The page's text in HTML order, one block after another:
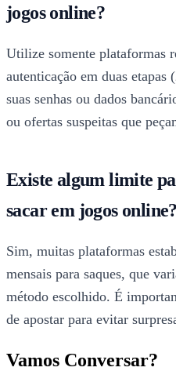
jogos online?
Utilize somente plataformas
autenticação em duas
suas senhas ou dados
ou ofertas suspeitas que
Existe algum limite
sacar em jogos online?
Sim, muitas plataformas
mensais para saques, que
método escolhido. É
de apostar para evitar
Vamos Conversar?